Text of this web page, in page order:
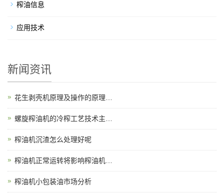
榨油信息
应用技术
新闻资讯
花生剥壳机原理及操作的原理…
螺旋榨油机的冷榨工艺技术主…
榨油机沉渣怎么处理好呢
榨油机正常运转将影响榨油机…
榨油机小包装油市场分析